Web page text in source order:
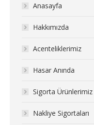
Anasayfa
Hakkımızda
Acenteliklerimiz
Hasar Anında
Sigorta Ürünlerimiz
Nakliye Sigortaları